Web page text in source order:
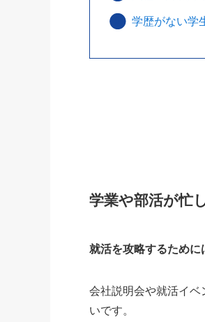
学歴がない学
学業や部活が忙
就活を攻略するため
会社説明会や就活イ
いです。